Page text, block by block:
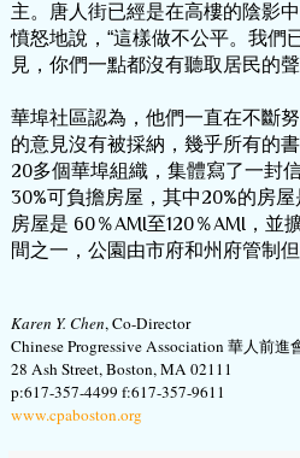
主。唐人街已經是在高樓的陰影
憤怒地說，“這樣做不公平。我們
見，你們一點都沒有聽取居民的
華埠社區認為，他們一直在不斷
的意見沒有被採納，幾乎所有的
20多個華埠組織，集體寫了一封
30%可負擔房屋，其中20%的房屋
房屋是 60％AMI至120％AMI ，並
間之一，公園由市府和州府管制
Karen Y. Chen, Co-Director
Chinese Progressive Association 華人前進
28 Ash Street, Boston, MA 02111
p:617-357-4499 f:617-357-9611
www.cpaboston.org